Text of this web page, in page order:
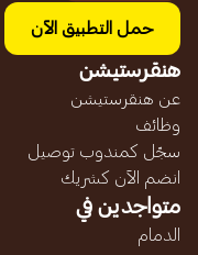
حمل التطبيق الآن
هنقرستيشن
عن هنقرستيشن
وظائف
سجّل كمندوب توصيل
انضم الآن كشريك
متواجدين في
الدمام